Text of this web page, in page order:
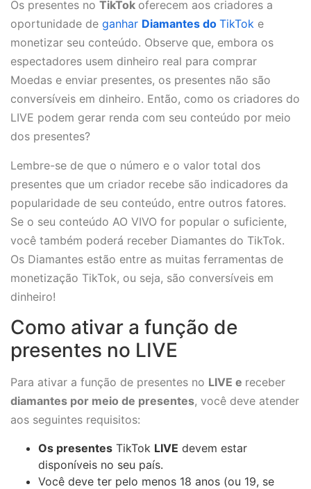
Os presentes no TikTok oferecem aos criadores a
oportunidade de ganhar Diamantes do TikTok e
monetizar seu conteúdo. Observe que, embora os
espectadores usem dinheiro real para comprar
Moedas e enviar presentes, os presentes não são
conversíveis em dinheiro. Então, como os criadores do
LIVE podem gerar renda com seu conteúdo por meio
dos presentes?
Lembre-se de que o número e o valor total dos
presentes que um criador recebe são indicadores da
popularidade de seu conteúdo, entre outros fatores.
Se o seu conteúdo AO VIVO for popular o suficiente,
você também poderá receber Diamantes do TikTok.
Os Diamantes estão entre as muitas ferramentas de
monetização TikTok, ou seja, são conversíveis em
dinheiro!
Como ativar a função de
presentes no LIVE
Para ativar a função de presentes no LIVE e receber
diamantes por meio de presentes, você deve atender
aos seguintes requisitos:
Os presentes TikTok LIVE devem estar
disponíveis no seu país.
Você deve ter pelo menos 18 anos (ou 19, se